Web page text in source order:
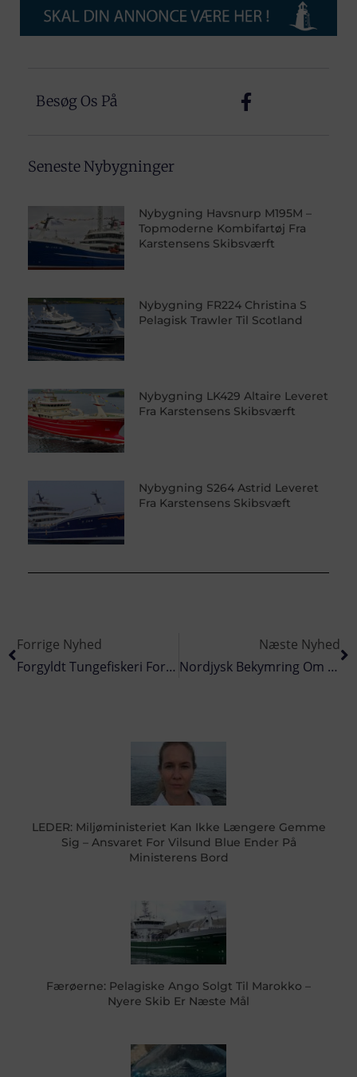
Besøg Os På
Seneste Nybygninger
Nybygning Havsnurp M195M –
Topmoderne Kombifartøj Fra
Karstensens Skibsværft
Nybygning FR224 Christina S
Pelagisk Trawler Til Scotland
Nybygning LK429 Altaire Leveret
Fra Karstensens Skibsværft
Nybygning S264 Astrid Leveret
Fra Karstensens Skibsvæft
Forrige Nyhed
Forgyldt Tungefiskeri For Lokal Garnbåd
Næste Nyhed
Nordjysk Bekymring Om Brexit
LEDER: Miljøministeriet Kan Ikke Længere Gemme
Sig – Ansvaret For Vilsund Blue Ender På
Ministerens Bord
Færøerne: Pelagiske Ango Solgt Til Marokko –
Nyere Skib Er Næste Mål